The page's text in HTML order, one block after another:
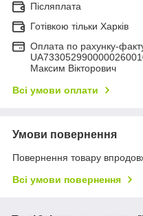
Післяплата
Готівкою тільки Харків
Оплата по рахунку-
Максим Вікторович
Всі умови оплати
Умови повернення
Повернення товару
Всі умови повернення